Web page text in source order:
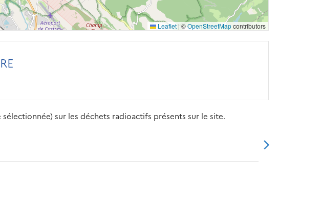
Leaflet | ©OpenStreetMapcontributors
sur les déchets radioactifs présents sur le site.